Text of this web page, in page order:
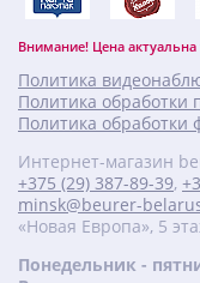
Внимание! Цена
Политика
Политика
Политика обработки
Интернет-магазин
+375 (29) 387-89-39,
minsk@beurer-
«Новая Европа», 5
Понедельник -